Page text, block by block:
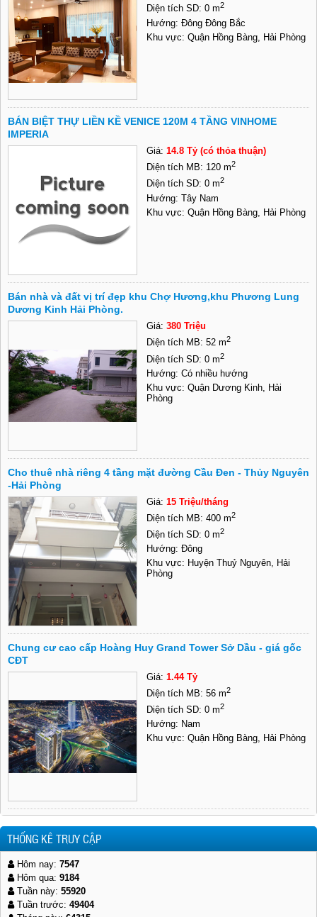
Diện tích SD: 0 m2
Hướng: Đông Đông Bắc
Khu vực: Quận Hồng Bàng, Hải Phòng
BÁN BIỆT THỰ LIỀN KỀ VENICE 120M 4 TẦNG VINHOME
IMPERIA
Giá: 14.8 Tỷ (có thỏa thuận)
Diện tích MB: 120 m2
Diện tích SD: 0 m2
Hướng: Tây Nam
Khu vực: Quận Hồng Bàng, Hải Phòng
Bán nhà và đất vị trí đẹp khu Chợ Hương,khu Phương Lung
Dương Kinh Hải Phòng.
Giá: 380 Triệu
Diện tích MB: 52 m2
Diện tích SD: 0 m2
Hướng: Có nhiều hướng
Khu vực: Quận Dương Kinh, Hải
Phòng
Cho thuê nhà riêng 4 tầng mặt đường Cầu Đen - Thủy Nguyên
-Hải Phòng
Giá: 15 Triệu/tháng
Diện tích MB: 400 m2
Diện tích SD: 0 m2
Hướng: Đông
Khu vực: Huyện Thuỷ Nguyên, Hải
Phòng
Chung cư cao cấp Hoàng Huy Grand Tower Sở Dầu - giá gốc
CĐT
Giá: 1.44 Tỷ
Diện tích MB: 56 m2
Diện tích SD: 0 m2
Hướng: Nam
Khu vực: Quận Hồng Bàng, Hải Phòng
THỐNG KÊ TRUY CẬP
Hôm nay: 7547
Hôm qua: 9184
Tuần này: 55920
Tuần trước: 49404